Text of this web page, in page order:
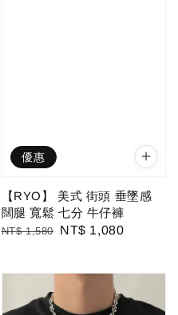
優惠
【RYO】 美式 街頭 垂墜感
闊腿 寬鬆 七分 牛仔褲
Regular
NT$ 1,580
Sale
NT$ 1,080